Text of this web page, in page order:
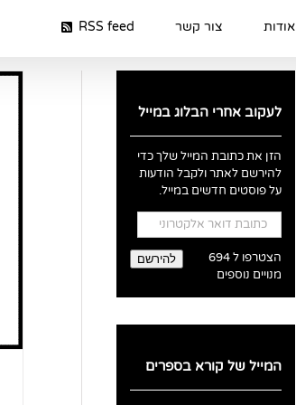
אודות צור קשר RSS feed
לעקוב אחרי הבלוג במייל
הזן את כתובת המייל שלך כדי
להירשם לאתר ולקבל הודעות
על פוסטים חדשים במייל.
כתובת
דואר
אלקטרוני
להירשם
הצטרפו ל 694
מנויים נוספים
המייל של קורא בספרים